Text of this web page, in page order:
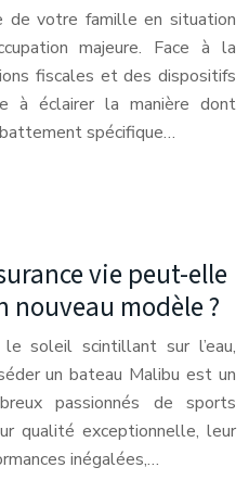
de votre famille en situation
majeure. Face à la
fiscales et des dispositifs
à éclairer la manière dont
spécifique…
vie peut-elle
nouveau modèle ?
soleil scintillant sur l’eau,
un bateau Malibu est un
passionnés de sports
qualité exceptionnelle, leur
inégalées,…